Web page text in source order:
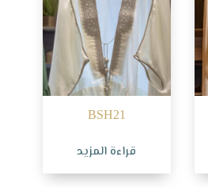
BSH21
قراءة المزيد